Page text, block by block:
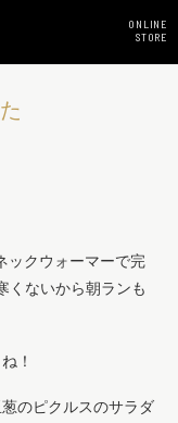
ONLINE
STORE
ックウォーマーで完
くないから朝ランも
！
のピクルスのサラダ